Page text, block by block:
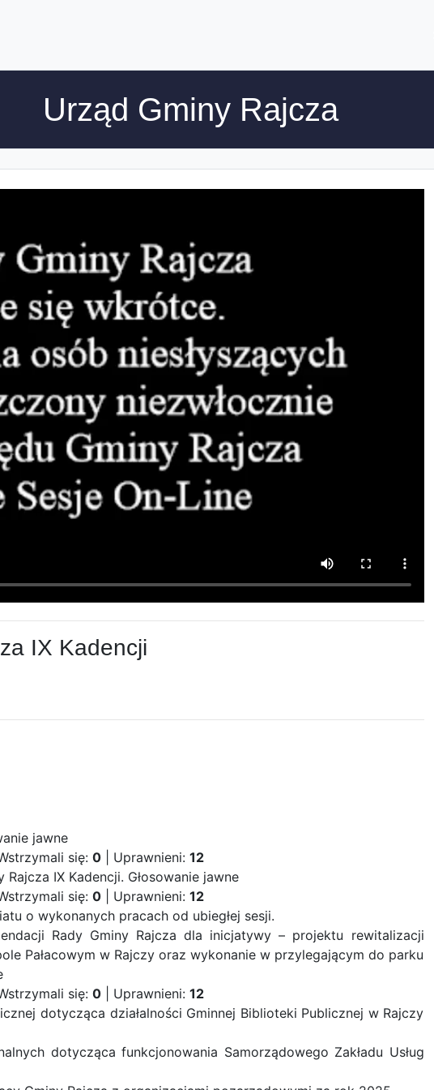
Urząd Gminy Rajcza
IX Kadencji
jawne
się: 0 | Uprawnieni: 12
Rajcza IX Kadencji. Głosowanie jawne
się: 0 | Uprawnieni: 12
o wykonanych pracach od ubiegłej sesji.
Rady Gminy Rajcza dla inicjatywy – projektu rewitalizacji
Pałacowym w Rajczy oraz wykonanie w przylegającym do parku
się: 0 | Uprawnieni: 12
dotycząca działalności Gminnej Biblioteki Publicznej w Rajczy
dotycząca funkcjonowania Samorządowego Zakładu Usług